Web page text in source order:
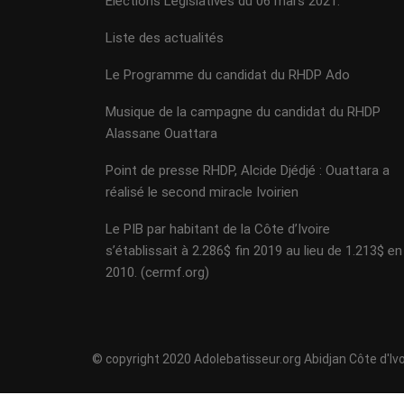
Liste des actualités
Le Programme du candidat du RHDP Ado
Musique de la campagne du candidat du RHDP
Alassane Ouattara
Point de presse RHDP, Alcide Djédjé : Ouattara a
réalisé le second miracle Ivoirien
Le PIB par habitant de la Côte d’Ivoire
s’établissait à 2.286$ fin 2019 au lieu de 1.213$ en
2010. (cermf.org)
© copyright 2020 Adolebatisseur.org Abidjan Côte